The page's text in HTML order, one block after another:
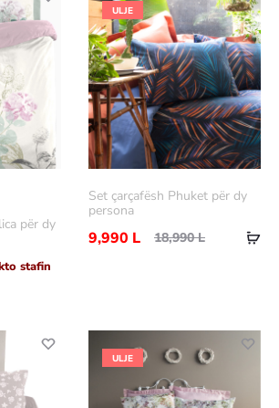
për dy
stafin
ULJE
Set çarçafësh Phuket për dy
persona
18,990L
9,990 L
ULJE